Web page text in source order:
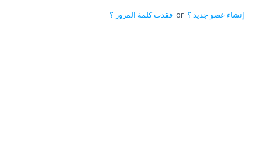
إنشاء عضو جديد ؟or فقدت كلمة المرور ؟